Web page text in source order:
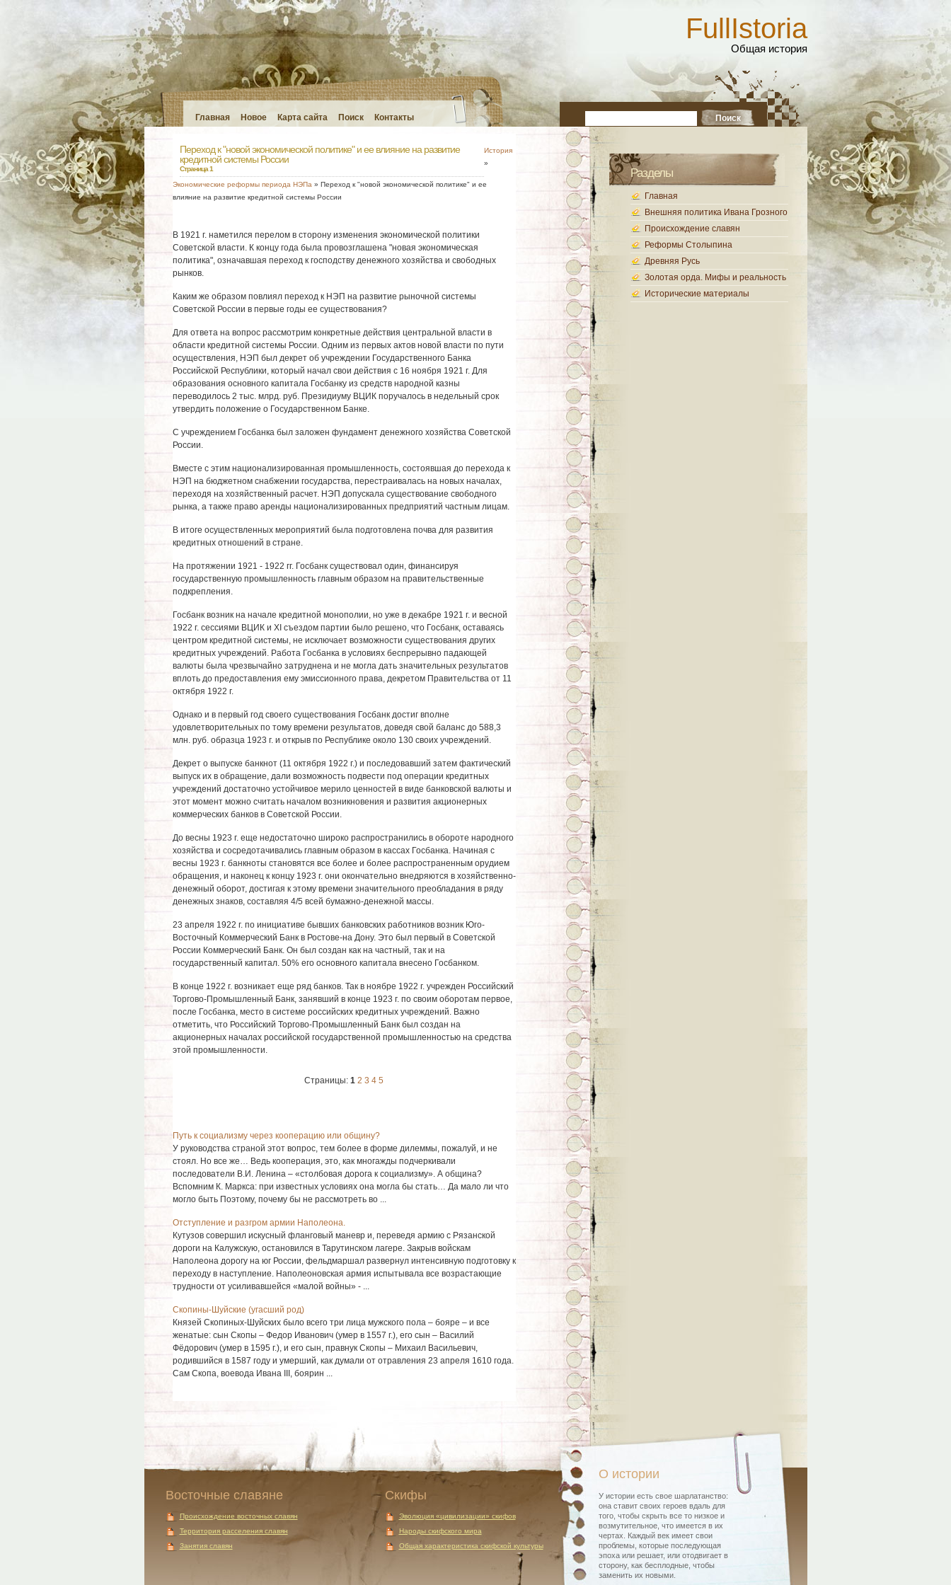
FullIstoria
Общая история
Главная Новое Карта сайта Поиск Контакты
Переход к "новой экономической политике" и ее влияние на развитие
кредитной системы России
Страница 1
История
»
Экономические реформы периода НЭПа » Переход к "новой экономической политике" и ее
влияние на развитие кредитной системы России
В 1921 г. наметился перелом в сторону изменения экономической политики
Советской власти. К концу года была провозглашена "новая экономическая
политика", означавшая переход к господству денежного хозяйства и свободных
рынков.
Каким же образом повлиял переход к НЭП на развитие рыночной системы
Советской России в первые годы ее существования?
Для ответа на вопрос рассмотрим конкретные действия центральной власти в
области кредитной системы России. Одним из первых актов новой власти по пути
осуществления, НЭП был декрет об учреждении Государственного Банка
Российской Республики, который начал свои действия с 16 ноября 1921 г. Для
образования основного капитала Госбанку из средств народной казны
переводилось 2 тыс. млрд. руб. Президиуму ВЦИК поручалось в недельный срок
утвердить положение о Государственном Банке.
С учреждением Госбанка был заложен фундамент денежного хозяйства Советской
России.
Вместе с этим национализированная промышленность, состоявшая до перехода к
НЭП на бюджетном снабжении государства, перестраивалась на новых началах,
переходя на хозяйственный расчет. НЭП допускала существование свободного
рынка, а также право аренды национализированных предприятий частным лицам.
В итоге осуществленных мероприятий была подготовлена почва для развития
кредитных отношений в стране.
На протяжении 1921 - 1922 гг. Госбанк существовал один, финансируя
государственную промышленность главным образом на правительственные
подкрепления.
Госбанк возник на начале кредитной монополии, но уже в декабре 1921 г. и весной
1922 г. сессиями ВЦИК и XI съездом партии было решено, что Госбанк, оставаясь
центром кредитной системы, не исключает возможности существования других
кредитных учреждений. Работа Госбанка в условиях беспрерывно падающей
валюты была чрезвычайно затруднена и не могла дать значительных результатов
вплоть до предоставления ему эмиссионного права, декретом Правительства от 11
октября 1922 г.
Однако и в первый год своего существования Госбанк достиг вполне
удовлетворительных по тому времени результатов, доведя свой баланс до 588,3
млн. руб. образца 1923 г. и открыв по Республике около 130 своих учреждений.
Декрет о выпуске банкнот (11 октября 1922 г.) и последовавший затем фактический
выпуск их в обращение, дали возможность подвести под операции кредитных
учреждений достаточно устойчивое мерило ценностей в виде банковской валюты и
этот момент можно считать началом возникновения и развития акционерных
коммерческих банков в Советской России.
До весны 1923 г. еще недостаточно широко распространились в обороте народного
хозяйства и сосредотачивались главным образом в кассах Госбанка. Начиная с
весны 1923 г. банкноты становятся все более и более распространенным орудием
обращения, и наконец к концу 1923 г. они окончательно внедряются в хозяйственно-
денежный оборот, достигая к этому времени значительного преобладания в ряду
денежных знаков, составляя 4/5 всей бумажно-денежной массы.
23 апреля 1922 г. по инициативе бывших банковских работников возник Юго-
Восточный Коммерческий Банк в Ростове-на Дону. Это был первый в Советской
России Коммерческий Банк. Он был создан как на частный, так и на
государственный капитал. 50% его основного капитала внесено Госбанком.
В конце 1922 г. возникает еще ряд банков. Так в ноябре 1922 г. учрежден Российский
Торгово-Промышленный Банк, занявший в конце 1923 г. по своим оборотам первое,
после Госбанка, место в системе российских кредитных учреждений. Важно
отметить, что Российский Торгово-Промышленный Банк был создан на
акционерных началах российской государственной промышленностью на средства
этой промышленности.
Страницы: 1 2 3 4 5
Путь к социализму через кооперацию или общину?
У руководства страной этот вопрос, тем более в форме дилеммы, пожалуй, и не
стоял. Но все же… Ведь кооперация, это, как многажды подчеркивали
последователи В.И. Ленина – «столбовая дорога к социализму». А община?
Вспомним К. Маркса: при известных условиях она могла бы стать… Да мало ли что
могло быть Поэтому, почему бы не рассмотреть во ...
Отступление и разгром армии Наполеона.
Кутузов совершил искусный фланговый маневр и, переведя армию с Рязанской
дороги на Калужскую, остановился в Тарутинском лагере. Закрыв войскам
Наполеона дорогу на юг России, фельдмаршал развернул интенсивную подготовку к
переходу в наступление. Наполеоновская армия испытывала все возрастающие
трудности от усиливавшейся «малой войны» - ...
Скопины-Шуйские (угасший род)
Князей Скопиных-Шуйских было всего три лица мужского пола – бояре – и все
женатые: сын Скопы – Федор Иванович (умер в 1557 г.), его сын – Василий
Фёдорович (умер в 1595 г.), и его сын, правнук Скопы – Михаил Васильевич,
родившийся в 1587 году и умерший, как думали от отравления 23 апреля 1610 года.
Сам Скопа, воевода Ивана III, боярин ...
Разделы
Главная
Внешняя политика Ивана Грозного
Происхождение славян
Реформы Столыпина
Древняя Русь
Золотая орда. Мифы и реальность
Исторические материалы
Восточные славяне
Происхождение восточных славян
Территория расселения славян
Занятия славян
Скифы
Эволюция «цивилизации» скифов
Народы скифского мира
Общая характеристика скифской культуры
О истории
У истории есть свое шарлатанство:
она ставит своих героев вдаль для
того, чтобы скрыть все то низкое и
возмутительное, что имеется в их
чертах. Каждый век имеет свои
проблемы, которые последующая
эпоха или решает, или отодвигает в
сторону, как бесплодные, чтобы
заменить их новыми.